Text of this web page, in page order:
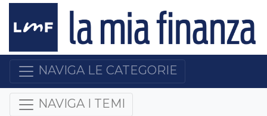
NAVIGA LE CATEGORIE
NAVIGA I TEMI